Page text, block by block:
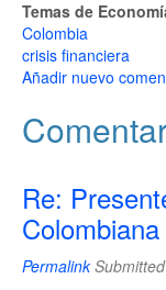
Temas de
Colombia
crisis financiera
Añadir nuevo
Re:
Colombiana
Permalink